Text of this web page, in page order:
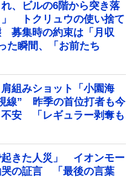
、ビルの6階から突き落
トクリュウの使い捨て
募集時の約束は「月収
た瞬間、「お前たち
組みショット「小園海
線” 昨季の首位打者も今
安 「レギュラー剥奪も
起きた人災」 イオンモー
哭の証言 「最後の言葉